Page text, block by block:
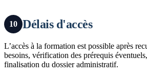
10 Délais d'accès
L’accès à la formation est possible après
besoins, vérification des prérequis
finalisation du dossier administratif.